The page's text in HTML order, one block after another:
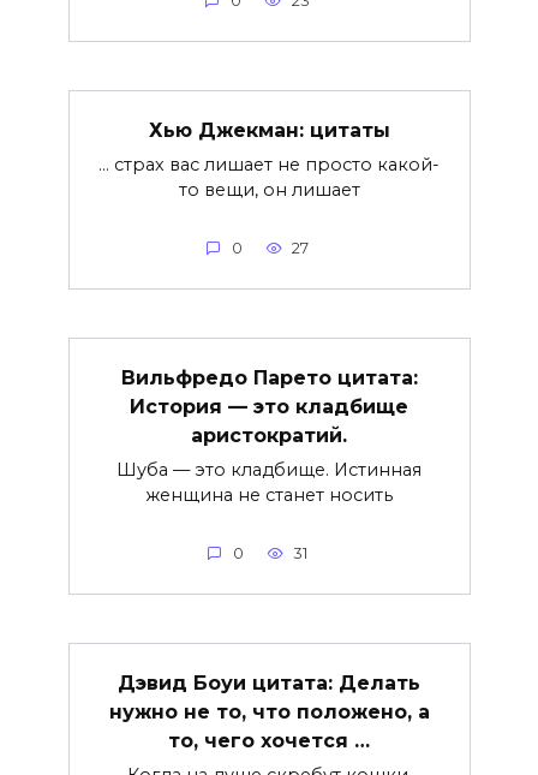
Хью Джекман: цитаты
… страх вас лишает не просто какой-
то вещи, он лишает
0 27
Вильфредо Парето цитата:
История — это кладбище
аристократий.
Шуба — это кладбище. Истинная
женщина не станет носить
0 31
Дэвид Боуи цитата: Делать
нужно не то, что положено, а
то, чего хочется …